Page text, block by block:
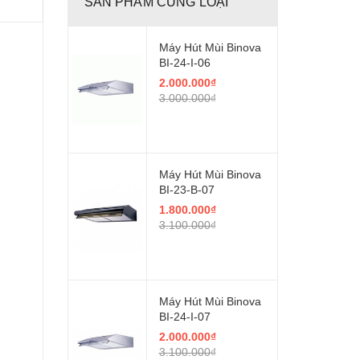
Máy Hút Mùi Binova
BI-24-I-06
2.000.000₫
3.000.000₫
Máy Hút Mùi Binova
BI-23-B-07
1.800.000₫
3.100.000₫
Máy Hút Mùi Binova
BI-24-I-07
2.000.000₫
3.100.000₫